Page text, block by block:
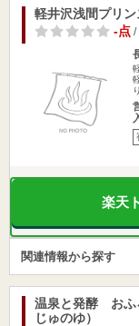
軽井沢浅間プリ
-点/
楽天
関連情報から探す
温泉と発酵 おふ
じゅのゆ）